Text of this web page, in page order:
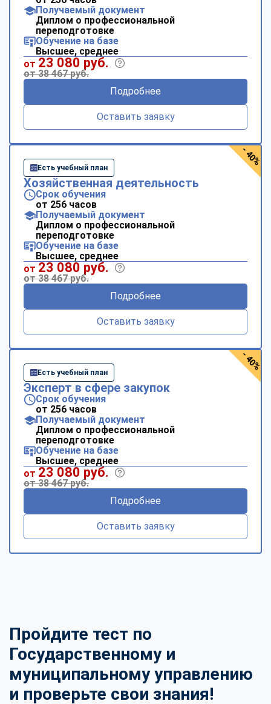
Получаемый документ
Диплом о профессиональной
переподготовке
Обучение на базе
Высшее, среднее
от 23 080 руб.
от 38 467 руб.
Подробнее
Оставить заявку
Есть учебный план
Хозяйственная деятельность
Срок обучения
от 256 часов
Получаемый документ
Диплом о профессиональной
переподготовке
Обучение на базе
Высшее, среднее
от 23 080 руб.
от 38 467 руб.
Подробнее
Оставить заявку
- 40%
Есть учебный план
Эксперт в сфере закупок
Срок обучения
от 256 часов
Получаемый документ
Диплом о профессиональной
переподготовке
Обучение на базе
Высшее, среднее
от 23 080 руб.
от 38 467 руб.
Подробнее
Оставить заявку
- 40%
Пройдите тест по
Государственному и
муниципальному управлению
и проверьте свои знания!